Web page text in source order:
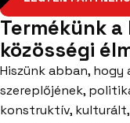
Termékünk
közösségi
Hiszünk abban, hogy
szereplőjének,
konstruktív, kulturált,